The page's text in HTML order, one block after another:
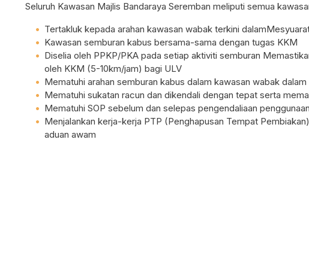
Seluruh Kawasan Majlis Bandaraya Seremban meliputi semua
Tertakluk kepada arahan kawasan wabak terkini
Kawasan semburan kabus bersama-sama dengan tugas KKM
Diselia oleh PPKP/PKA pada setiap aktiviti semburan
oleh KKM (5-10km/jam) bagi ULV
Mematuhi arahan semburan kabus dalam kawasan wabak
Mematuhi sukatan racun dan dikendali dengan tepat serta
Mematuhi SOP sebelum dan selepas pengendaliaan
Menjalankan kerja-kerja PTP (Penghapusan Tempat
aduan awam